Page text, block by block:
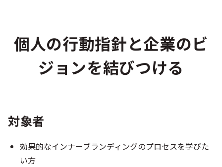
個人の行動指針と企業のビ
ジョンを結びつける
対象者
効果的なインナーブランディングのプロセスを学びた
い方